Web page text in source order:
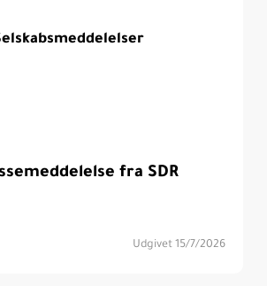
fra SDR
Udgivet 15/7/2026